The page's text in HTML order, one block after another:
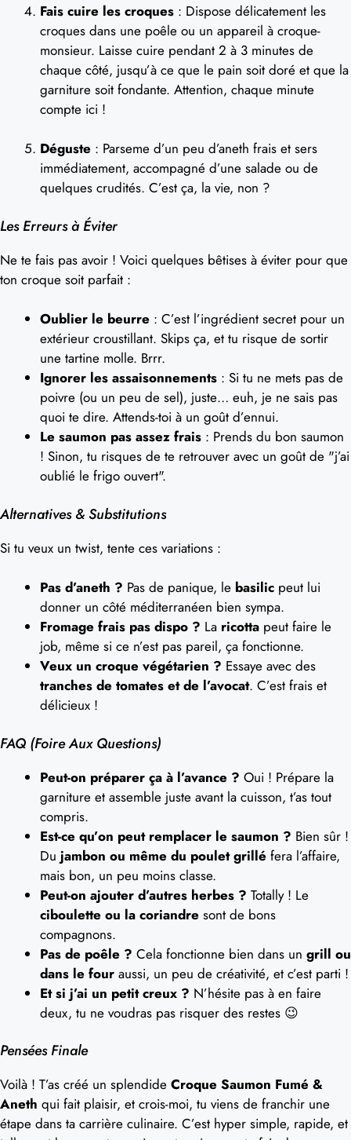
Fais cuire les croques : Dispose délicatement les
croques dans une poêle ou un appareil à croque-
monsieur. Laisse cuire pendant 2 à 3 minutes de
chaque côté, jusqu’à ce que le pain soit doré et que la
garniture soit fondante. Attention, chaque minute
compte ici !
Déguste : Parseme d’un peu d’aneth frais et sers
immédiatement, accompagné d’une salade ou de
quelques crudités. C’est ça, la vie, non ?
Les Erreurs à Éviter
Ne te fais pas avoir ! Voici quelques bêtises à éviter pour que
ton croque soit parfait :
Oublier le beurre : C’est l’ingrédient secret pour un
extérieur croustillant. Skips ça, et tu risque de sortir
une tartine molle. Brrr.
Ignorer les assaisonnements : Si tu ne mets pas de
poivre (ou un peu de sel), juste… euh, je ne sais pas
quoi te dire. Attends-toi à un goût d’ennui.
Le saumon pas assez frais : Prends du bon saumon
! Sinon, tu risques de te retrouver avec un goût de "j’ai
oublié le frigo ouvert".
Alternatives & Substitutions
Si tu veux un twist, tente ces variations :
Pas d’aneth ? Pas de panique, le basilic peut lui
donner un côté méditerranéen bien sympa.
Fromage frais pas dispo ? La ricotta peut faire le
job, même si ce n’est pas pareil, ça fonctionne.
Veux un croque végétarien ? Essaye avec des
tranches de tomates et de l’avocat. C’est frais et
délicieux !
FAQ (Foire Aux Questions)
Peut-on préparer ça à l’avance ? Oui ! Prépare la
garniture et assemble juste avant la cuisson, t’as tout
compris.
Est-ce qu’on peut remplacer le saumon ? Bien sûr !
Du jambon ou même du poulet grillé fera l’affaire,
mais bon, un peu moins classe.
Peut-on ajouter d’autres herbes ? Totally ! Le
ciboulette ou la coriandre sont de bons
compagnons.
Pas de poêle ? Cela fonctionne bien dans un grill ou
dans le four aussi, un peu de créativité, et c’est parti !
Et si j’ai un petit creux ? N’hésite pas à en faire
deux, tu ne voudras pas risquer des restes 😉
Pensées Finale
Voilà ! T’as créé un splendide Croque Saumon Fumé &
Aneth qui fait plaisir, et crois-moi, tu viens de franchir une
étape dans ta carrière culinaire. C’est hyper simple, rapide, et